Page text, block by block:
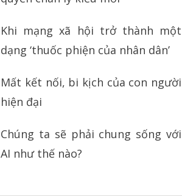
Khi mạng xã hội trở thành một
dạng ‘thuốc phiện của nhân dân’
Mất kết nối, bi kịch của con người
hiện đại
Chúng ta sẽ phải chung sống với
AI như thế nào?